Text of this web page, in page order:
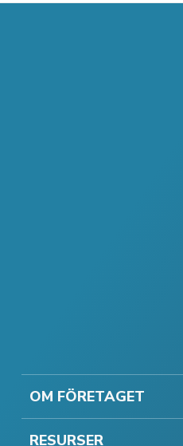
OM FÖRETAGET
RESURSER